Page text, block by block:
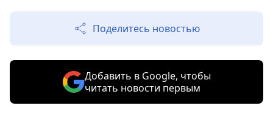
Поделитесь новостью
Добавить в Google, чтобы
читать новости первым